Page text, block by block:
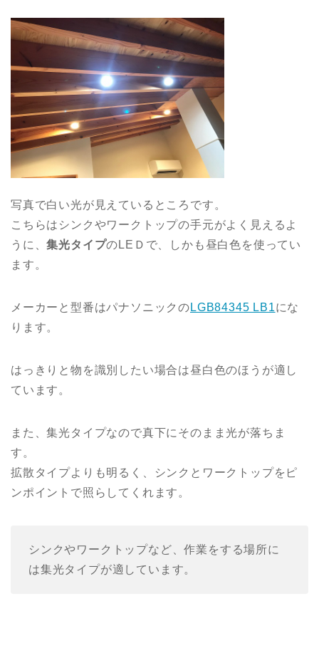
写真で白い光が見えているところです。
こちらはシンクやワークトップの手元がよく見えるよ
うに、集光タイプのLEＤで、しかも昼白色を使ってい
ます。
メーカーと型番はパナソニックの LGB84345 LB1にな
ります。
はっきりと物を識別したい場合は昼白色のほうが適し
ています。
また、集光タイプなので真下にそのまま光が落ちま
す。
拡散タイプよりも明るく、シンクとワークトップをピ
ンポイントで照らしてくれます。
シンクやワークトップなど、作業をする場所に
は集光タイプが適しています。